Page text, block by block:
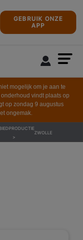
GEBRUIK ONZE
APP
mogelijk om je aan te
vindt plaats op
op zondag 9 augustus
ongemak.
PRODUCTIE
ZWOLLE